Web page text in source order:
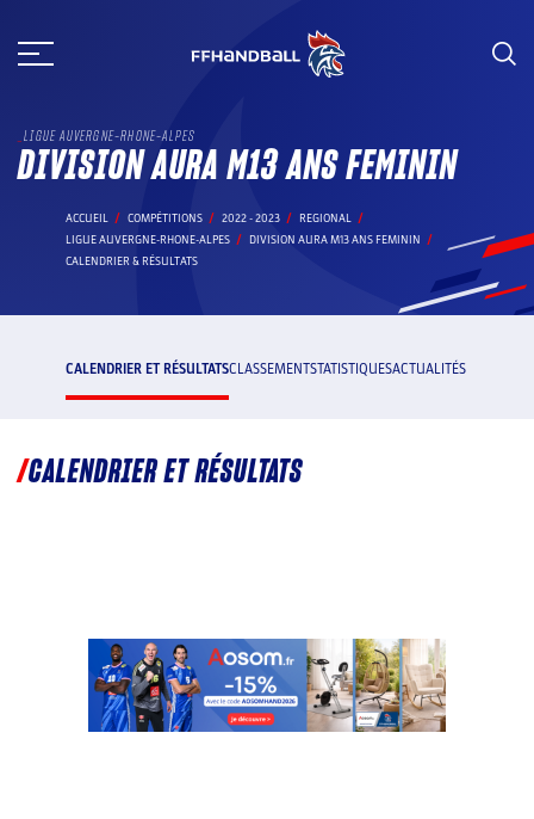
au
LIGUE AUVERGNE-RHONE-ALPES
DIVISION AURA M13 ANS FEMININ
ACCUEIL COMPÉTITIONS 2022 - 2023
REGIONAL
LIGUE AUVERGNE-RHONE-ALPES
DIVISION AURA M13 ANS FEMININ
CALENDRIER & RÉSULTATS
CALENDRIER ET RÉSULTATSCLASSEMENTSTATISTIQUESACTUALITÉS
CALENDRIER ET RÉSULTATS